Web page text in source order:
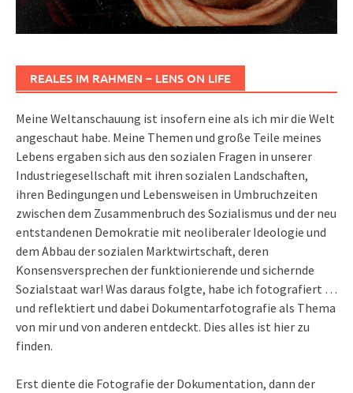
REALES IM RAHMEN – LENS ON LIFE
Meine Weltanschauung ist insofern eine als ich mir die Welt
angeschaut habe. Meine Themen und große Teile meines
Lebens ergaben sich aus den sozialen Fragen in unserer
Industriegesellschaft mit ihren sozialen Landschaften,
ihren Bedingungen und Lebensweisen in Umbruchzeiten
zwischen dem Zusammenbruch des Sozialismus und der neu
entstandenen Demokratie mit neoliberaler Ideologie und
dem Abbau der sozialen Marktwirtschaft, deren
Konsensversprechen der funktionierende und sichernde
Sozialstaat war! Was daraus folgte, habe ich fotografiert …
und reflektiert und dabei Dokumentarfotografie als Thema
von mir und von anderen entdeckt. Dies alles ist hier zu
finden.
Erst diente die Fotografie der Dokumentation, dann der